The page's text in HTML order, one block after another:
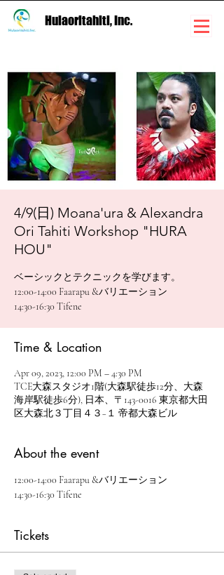
Hulaoritahiti, Inc.
4/9(日) Moana'ura & Alexandra
Ori Tahiti Workshop "HURA
HOU"
ベーシックとテクニックを学びます。
12:00-14:00 Faarapu &バリエーション
14:30-16:30 Tifene
Time & Location
Apr 09, 2023, 12:00 PM – 4:30 PM
TCE大森スタジオ1階(大森駅徒歩12分、大森
海岸駅徒歩6分), 日本、〒143-0016 東京都大田
区大森北３丁目４３−１ 帝都大森ビル
About the event
12:00-14:00 Faarapu &バリエーション
14:30-16:30 Tifene
Tickets